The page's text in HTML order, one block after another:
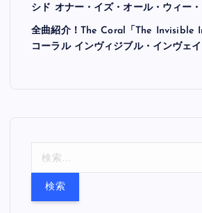
シド オナー・イズ・オール・ウィー・
全曲紹介！The Coral「The Invisible
コーラル インヴィジブル・インヴェイ